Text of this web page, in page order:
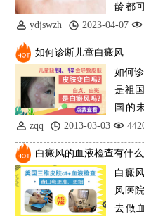
龄都
病，
ydjswzh 2023-04-07
如何诊断儿童白癜风
如何
是祖
国的
此，如
zqq 2013-03-03
白癜风的血液检查有什
白癜
风医
去做